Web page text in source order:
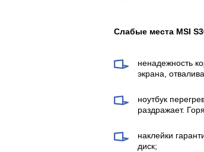
Слабые места MSI
ненадежность
экрана,
ноутбук
раздражает.
наклейки
диск;